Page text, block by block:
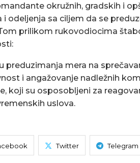
okružnih, gradskih i
i odeljenja sa ciljem da se
prilikom rukovodiocima
preduzimanja mera na
i angažovanje nadležnih
koji su osposobljeni za
uslova.
Twitter Telegram